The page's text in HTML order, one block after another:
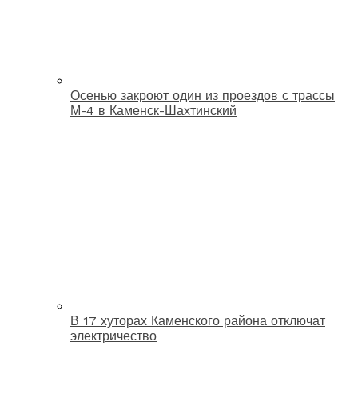
Осенью закроют один из проездов с трассы
М-4 в Каменск-Шахтинский
В 17 хуторах Каменского района отключат
электричество